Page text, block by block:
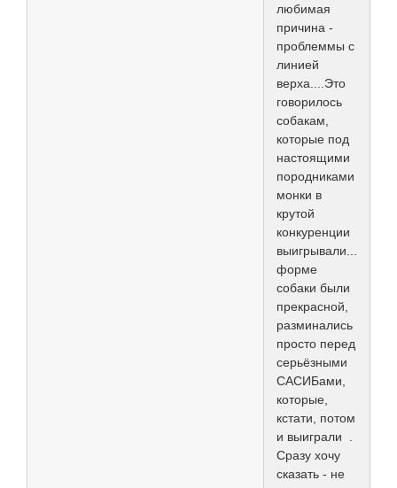
любимая
причина -
проблеммы с
линией
верха....Это
говорилось
собакам,
которые под
настоящими
породниками
монки в
крутой
конкуренции
выигрывали....В
форме
собаки были
прекрасной,
разминались
просто перед
серьёзными
САСИБами,
которые,
кстати, потом
и выиграли .
Сразу хочу
сказать - не